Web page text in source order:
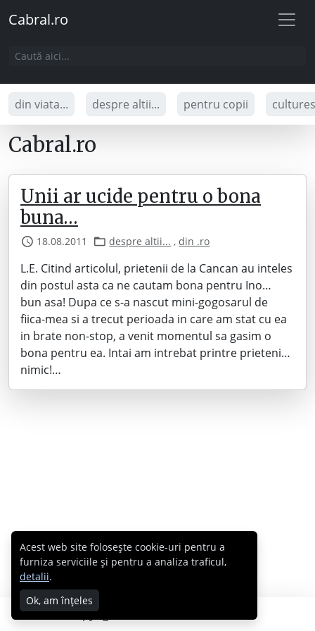
Cabral.ro
din viata... despre altii... pentru copii
Cabral.ro
Unii ar ucide pentru o bona
buna…
18.08.2011 despre altii... ,din .ro
L.E. Citind articolul, prietenii de la Cancan au inteles
din postul asta ca ne cautam bona pentru Ino…
bun asa! Dupa ce s-a nascut mini-gogosarul de
fiica-mea si a trecut perioada in care am stat cu ea
in brate non-stop, a venit momentul sa gasim o
bona pentru ea. Intai am intrebat printre prieteni…
nimic!…
Copyright © 2007 - 2026 Cabral.ro
Acest web site folosește cookie-uri pentru a
furniza serviciile și pentru a analiza traficul,
detalii.
Ok, am înțeles